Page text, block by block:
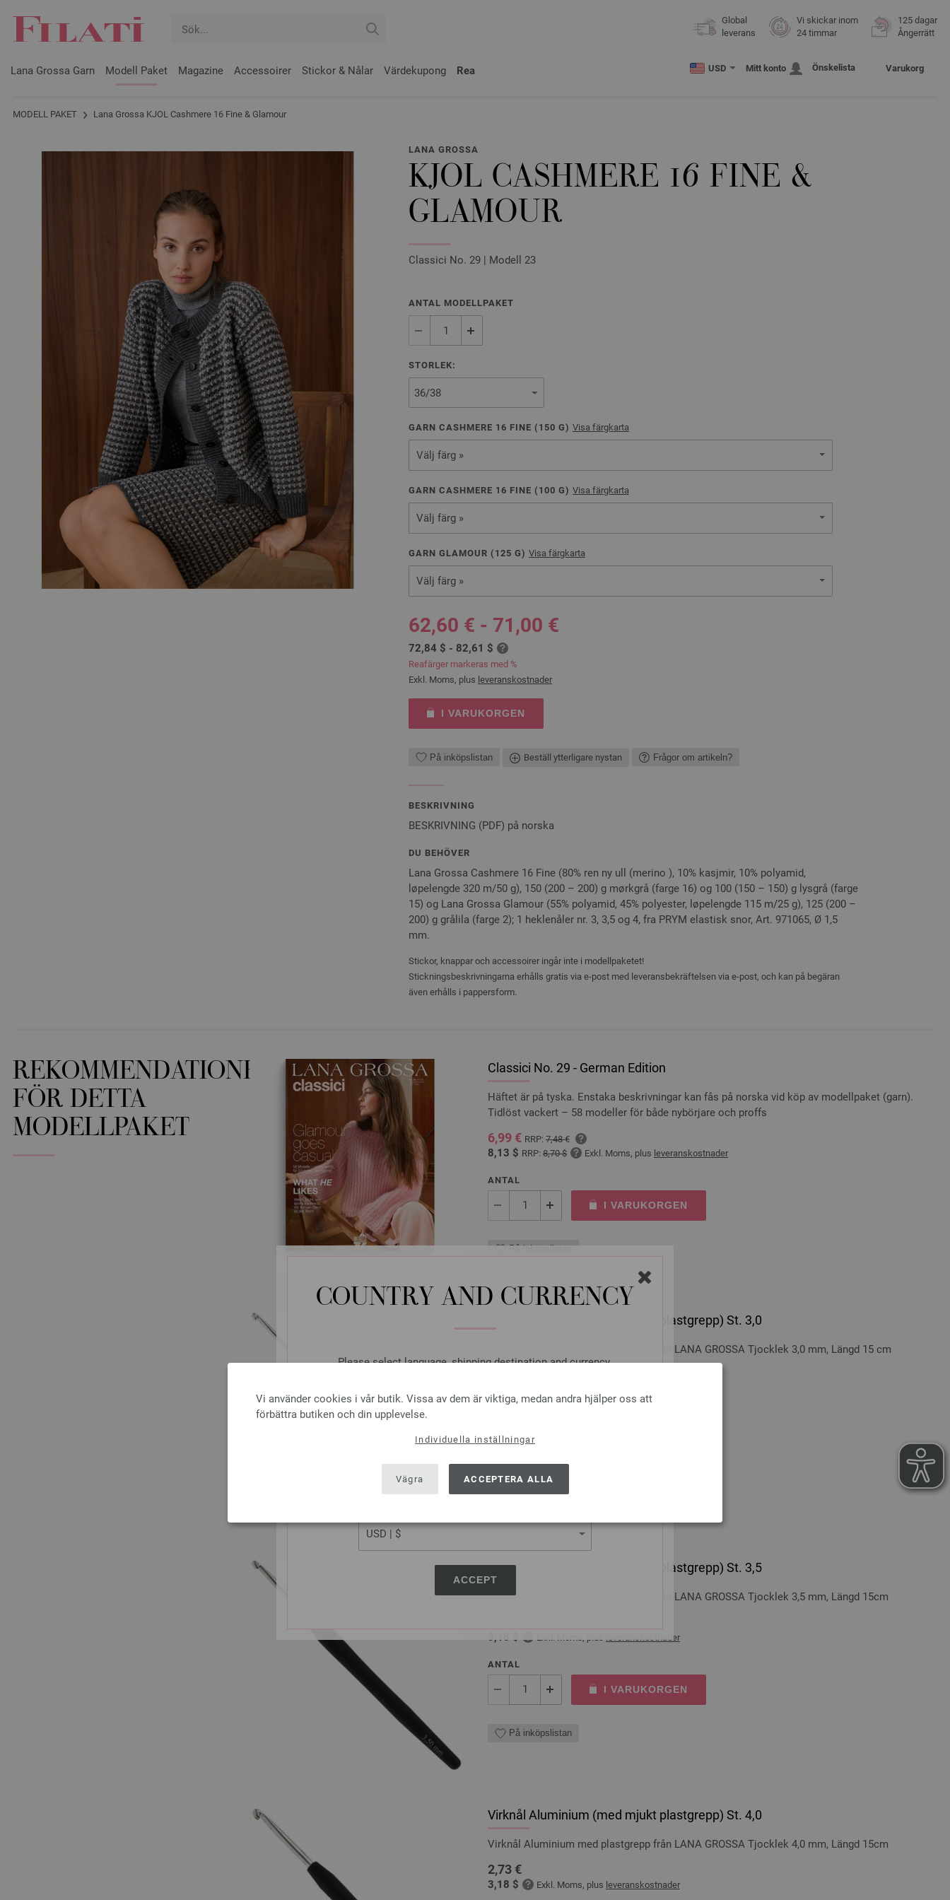
COUNTRY AND CURRENCY
Please select language, shipping destination and currency.
SHIPPING TO
USA - The United States of America
ACCEPT
Vi använder cookies i vår butik. Vissa av dem är viktiga, medan andra hjälper oss att
förbättra butiken och din upplevelse.
Individuella inställningar
Vägra ACCEPTERA ALLA
Global
leverans
Vi skickar inom
24 timmar
125 dagar
Ångerrätt
Lana Grossa Garn Modell Paket Magazine Accessoirer Stickor & Nålar Värdekupong Rea USD Mitt konto Önskelista Varukorg
MODELL PAKET Lana Grossa KJOL Cashmere 16 Fine & Glamour
LANA GROSSA
KJOL CASHMERE 16 FINE &
GLAMOUR
Classici No. 29 | Modell 23
ANTAL MODELLPAKET
STORLEK:
GARN CASHMERE 16 FINE ( 150 G) Visa färgkarta
Välj färg »
GARN CASHMERE 16 FINE ( 100 G) Visa färgkarta
Välj färg »
GARN GLAMOUR ( 125 G) Visa färgkarta
Välj färg »
62,60 € - 71,00 €
72,84 $ - 82,61 $
Reafärger markeras med %
Exkl. Moms, plus leveranskostnader
I VARUKORGEN
På inköpslistan Beställ ytterligare nystan Frågor om artikeln?
BESKRIVNING
BESKRIVNING (PDF) på norska
DU BEHÖVER
Lana Grossa Cashmere 16 Fine (80% ren ny ull (merino ), 10% kasjmir, 10% polyamid,
løpelengde 320 m/50 g), 150 (200 – 200) g mørkgrå (farge 16) og 100 (150 – 150) g lysgrå (farge
15) og Lana Grossa Glamour (55% polyamid, 45% polyester, løpelengde 115 m/25 g), 125 (200 –
200) g grålila (farge 2); 1 heklenåler nr. 3, 3,5 og 4, fra PRYM elastisk snor, Art. 971065, Ø 1,5
mm.
Stickor, knappar och accessoirer ingår inte i modellpaketet!
Stickningsbeskrivningarna erhålls gratis via e-post med leveransbekräftelsen via e-post, och kan på begäran
även erhålls i pappersform.
REKOMMENDATIONER
FÖR DETTA
MODELLPAKET
Classici No. 29 - German Edition
Häftet är på tyska. Enstaka beskrivningar kan fås på norska vid köp av modellpaket (garn).
Tidlöst vackert – 58 modeller för både nybörjare och proffs
6,99 € RRP: 7,48 €
8,13 $ RRP: 8,70 $ Exkl. Moms, plus leveranskostnader
ANTAL
I VARUKORGEN
På inköpslistan
Virknål Aluminium (med mjukt plastgrepp) St. 3,0
Virknål Aluminium med plastgrepp från LANA GROSSA Tjocklek 3,0 mm, Längd 15 cm
På inköpslistan
Virknål Aluminium (med mjukt plastgrepp) St. 3,5
Virknål Aluminium med plastgrepp från LANA GROSSA Tjocklek 3,5 mm, Längd 15cm
leveranskostnader
ANTAL
I VARUKORGEN
På inköpslistan
Virknål Aluminium (med mjukt plastgrepp) St. 4,0
Virknål Aluminium med plastgrepp från LANA GROSSA Tjocklek 4,0 mm, Längd 15cm
2,73 €
3,18 $ Exkl. Moms, plus leveranskostnader